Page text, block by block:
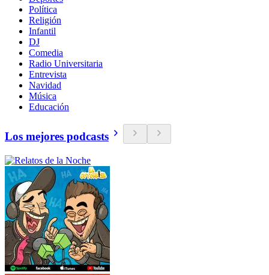
Política
Religión
Infantil
DJ
Comedia
Radio Universitaria
Entrevista
Navidad
Música
Educación
Los mejores podcasts